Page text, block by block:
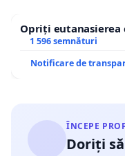
Opriți eutanasierea
1 596 semnături
Notificare de
ÎNCEPE
Doriți